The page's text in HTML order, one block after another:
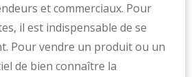
et commerciaux. Pour
il est indispensable de se
Pour vendre un produit ou un
de bien connaître la